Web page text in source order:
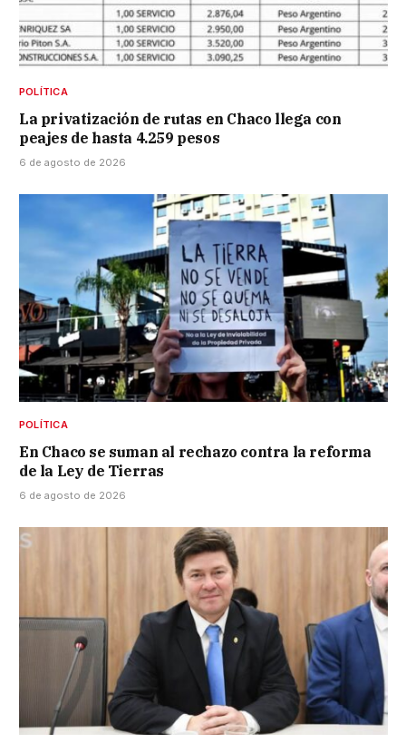
POLÍTICA
La privatización de rutas en Chaco llega con
peajes de hasta 4.259 pesos
6 de agosto de 2026
POLÍTICA
En Chaco se suman al rechazo contra la reforma
de la Ley de Tierras
6 de agosto de 2026